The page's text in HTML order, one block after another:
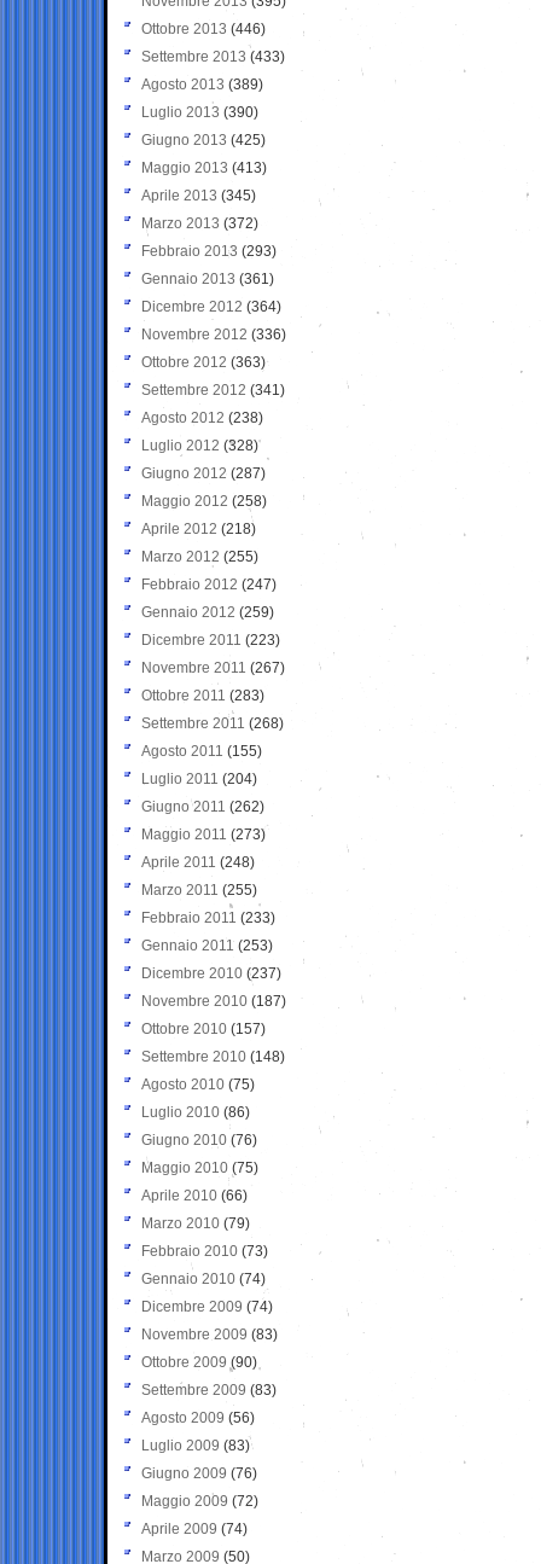
Ottobre 2013 (446)
Settembre 2013 (433)
Agosto 2013 (389)
Luglio 2013 (390)
Giugno 2013 (425)
Maggio 2013 (413)
Aprile 2013 (345)
Marzo 2013 (372)
Febbraio 2013 (293)
Gennaio 2013 (361)
Dicembre 2012 (364)
Novembre 2012 (336)
Ottobre 2012 (363)
Settembre 2012 (341)
Agosto 2012 (238)
Luglio 2012 (328)
Giugno 2012 (287)
Maggio 2012 (258)
Aprile 2012 (218)
Marzo 2012 (255)
Febbraio 2012 (247)
Gennaio 2012 (259)
Dicembre 2011 (223)
Novembre 2011 (267)
Ottobre 2011 (283)
Settembre 2011 (268)
Agosto 2011 (155)
Luglio 2011 (204)
Giugno 2011 (262)
Maggio 2011 (273)
Aprile 2011 (248)
Marzo 2011 (255)
Febbraio 2011 (233)
Gennaio 2011 (253)
Dicembre 2010 (237)
Novembre 2010 (187)
Ottobre 2010 (157)
Settembre 2010 (148)
Agosto 2010 (75)
Luglio 2010 (86)
Giugno 2010 (76)
Maggio 2010 (75)
Aprile 2010 (66)
Marzo 2010 (79)
Febbraio 2010 (73)
Gennaio 2010 (74)
Dicembre 2009 (74)
Novembre 2009 (83)
Ottobre 2009 (90)
Settembre 2009 (83)
Agosto 2009 (56)
Luglio 2009 (83)
Giugno 2009 (76)
Maggio 2009 (72)
Aprile 2009 (74)
Marzo 2009 (50)